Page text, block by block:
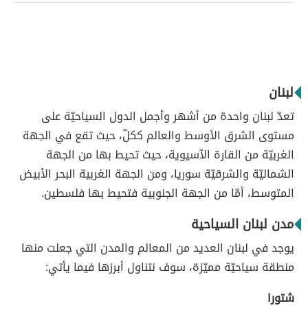
لبنان
تعدّ لبنان واحدة من أشهر وأجمل الدول السياحيّة على
مستوى الشرق الأوسط والعالم ككلّ، حيث تقع في الجهة
الغربيّة من القارة الآسيوية، حيث تحيط بها من الجهة
الشماليّة والشرقيّة سوريا، ومن الجهة الغربية البحر الأبيض
المتوسط، أمّا من الجهة الجنوبية فتحيط بها فلسطين.
مدن لبنان السياحية
يوجد في لبنان العديد من المعالم والمدن التي جعلت منها
منطقة سياحيّة مميّزة، سوف نتناول أبرزها فيما يأتي:
شتورا